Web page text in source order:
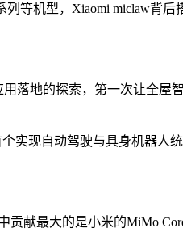
等机型，Xiaomi miclaw背后
落地的探索，第一次让全屋
实现自动驾驶与具身机器人
献最大的是小米的MiMo Core